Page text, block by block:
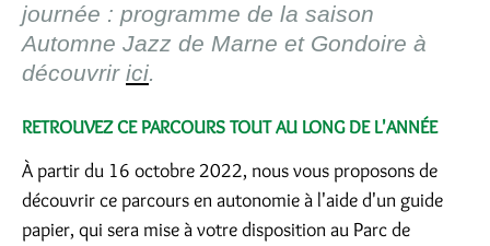
journée : programme de la saison
Automne Jazz de Marne et Gondoire à
découvrir ici.
RETROUVEZ CE PARCOURS TOUT AU LONG DE L'ANNÉE
À partir du 16 octobre 2022, nous vous proposons de
découvrir ce parcours en autonomie à l'aide d'un guide
papier, qui sera mise à votre disposition au Parc de